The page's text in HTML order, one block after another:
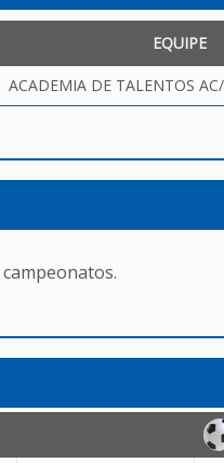
EQUIPE
ACADEMIA DE TALENTOS